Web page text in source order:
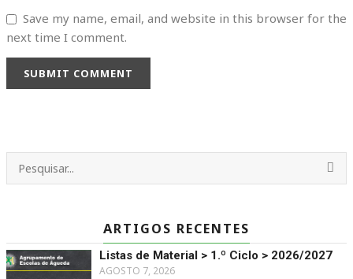
Save my name, email, and website in this browser for the
next time I comment.
SUBMIT COMMENT
ARTIGOS RECENTES
Listas de Material > 1.º Ciclo > 2026/2027
AGOSTO 7, 2026